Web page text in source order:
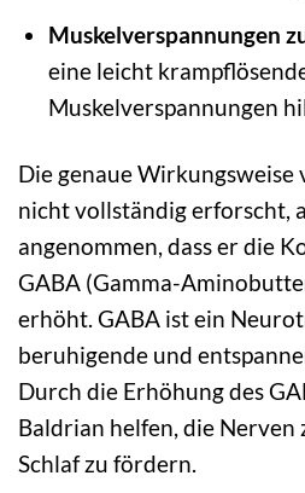
Muskelverspannungen
eine leicht
Muskelverspannungen
Die genaue Wirkungsweise
nicht vollständig erforscht,
angenommen, dass er die
GABA (Gamma-
erhöht. GABA ist ein
beruhigende und
Durch die Erhöhung des
Baldrian helfen, die Nerven
Schlaf zu fördern.